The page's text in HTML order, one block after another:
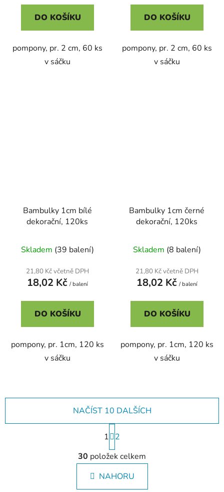
DO KOŠÍKU
pompony, pr. 2 cm, 60 ks
v sáčku
DO KOŠÍKU
pompony, pr. 2 cm, 60 ks
v sáčku
Bambulky 1cm bílé
dekorační, 120ks
Skladem (39 balení)
21,80 Kč včetně DPH
18,02 Kč / balení
DO KOŠÍKU
pompony, pr. 1cm, 120 ks
v sáčku
Bambulky 1cm černé
dekorační, 120ks
Skladem (8 balení)
21,80 Kč včetně DPH
18,02 Kč / balení
DO KOŠÍKU
pompony, pr. 1cm, 120 ks
v sáčku
O
v
l
á
NAČÍST 10 DALŠÍCH
S
t
r
á
n
k
1
2
30 položek celkem
NAHORU